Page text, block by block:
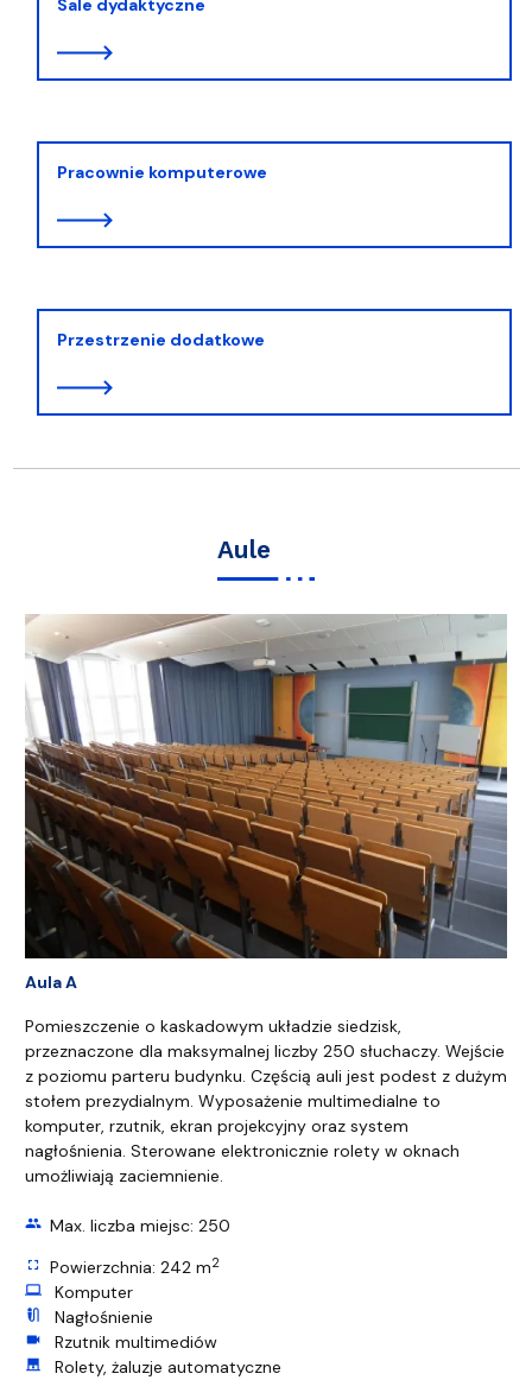
Sale dydaktyczne
Pracownie komputerowe
Przestrzenie dodatkowe
Aule
Aula A
Pomieszczenie o kaskadowym układzie siedzisk,
przeznaczone dla maksymalnej liczby 250 słuchaczy. Wejście
z poziomu parteru budynku. Częścią auli jest podest z dużym
stołem prezydialnym. Wyposażenie multimedialne to
komputer, rzutnik, ekran projekcyjny oraz system
nagłośnienia. Sterowane elektronicznie rolety w oknach
umożliwiają zaciemnienie.
group Max. liczba miejsc: 250
fullscreen Powierzchnia: 242 m2
computer
Komputer
mic_external_on Nagłośnienie
videocam Rzutnik multimediów
roller_shades Rolety, żaluzje automatyczne